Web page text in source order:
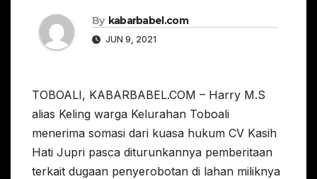
By kabarbabel.com
JUN 9, 2021
TOBOALI, KABARBABEL.COM – Harry M.S
alias Keling warga Kelurahan Toboali
menerima somasi dari kuasa hukum CV Kasih
Hati Jupri pasca diturunkannya pemberitaan
terkait dugaan penyerobotan di lahan miliknya